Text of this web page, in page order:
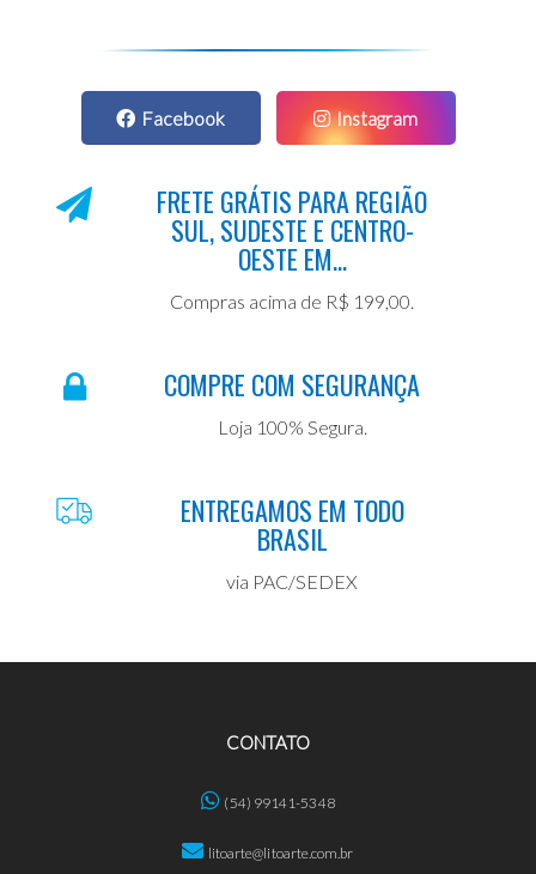
Facebook Instagram
FRETE GRÁTIS PARA REGIÃO
SUL, SUDESTE E CENTRO-
OESTE EM...
Compras acima de R$ 199,00.
COMPRE COM SEGURANÇA
Loja 100% Segura.
ENTREGAMOS EM TODO
BRASIL
via PAC/SEDEX
CONTATO
(54) 99141-5348
litoarte@litoarte.com.br